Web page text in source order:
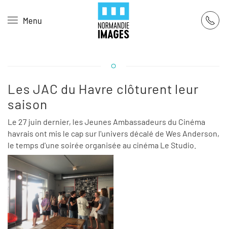
Skip to main content
Menu
Les JAC du Havre clôturent leur
saison
Le 27 juin dernier, les Jeunes Ambassadeurs du Cinéma
havrais ont mis le cap sur l'univers décalé de Wes Anderson,
le temps d'une soirée organisée au cinéma Le Studio.
Panneau de gestion des cookies